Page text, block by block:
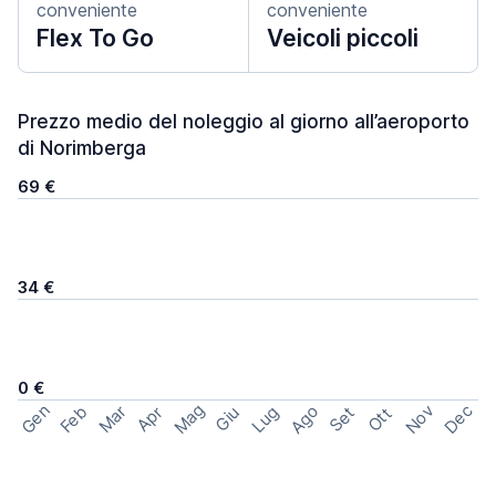
conveniente
Flex To Go
conveniente
Veicoli piccoli
Prezzo medio del noleggio al giorno all’aeroporto
di Norimberga
69 €
34 €
0 €
Gen Feb Mar Apr Mag Giu Lug Ago Set Ott Nov Dec